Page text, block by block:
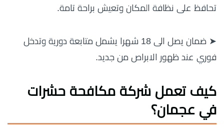
تحافظ على نظافة المكان وتعيش براحة تامة.
➤ ضمان يصل الى 18 شهرا يشمل متابعة دورية وتدخل
فوري عند ظهور الابراص من جديد.
كيف تعمل شركة مكافحة حشرات
في عجمان؟